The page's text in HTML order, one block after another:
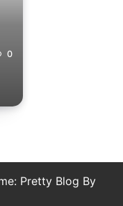
0
Pretty Blog By